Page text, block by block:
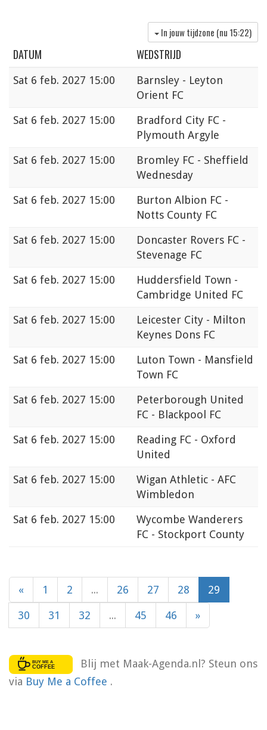
In jouw tijdzone (nu 15:22)
DATUM WEDSTRIJD
Sat 6 feb. 2027 15:00
Barnsley - Leyton
Orient FC
Sat 6 feb. 2027 15:00
Bradford City FC -
Plymouth Argyle
Sat 6 feb. 2027 15:00
Bromley FC - Sheffield
Wednesday
Sat 6 feb. 2027 15:00
Burton Albion FC -
Notts County FC
Sat 6 feb. 2027 15:00
Doncaster Rovers FC -
Stevenage FC
Sat 6 feb. 2027 15:00
Huddersfield Town -
Cambridge United FC
Sat 6 feb. 2027 15:00
Leicester City - Milton
Keynes Dons FC
Sat 6 feb. 2027 15:00
Luton Town - Mansfield
Town FC
Sat 6 feb. 2027 15:00
Peterborough United
FC - Blackpool FC
Sat 6 feb. 2027 15:00
Reading FC - Oxford
United
Sat 6 feb. 2027 15:00
Wigan Athletic - AFC
Wimbledon
Sat 6 feb. 2027 15:00
Wycombe Wanderers
FC - Stockport County
« 1 2 ... 26 27 28 29
30 31 32 ... 45 46 »
Blij met Maak-Agenda.nl? Steun ons
via Buy Me a Coffee .